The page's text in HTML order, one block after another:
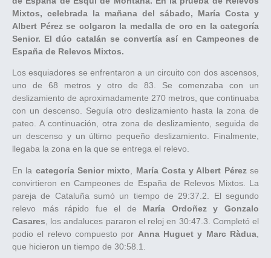
Mixtos, celebrada la mañana del sábado, María Costa y
Albert Pérez se colgaron la medalla de oro en la categoría
Senior. El dúo catalán se convertía así en Campeones de
España de Relevos Mixtos.
Los esquiadores se enfrentaron a un circuito con dos ascensos,
uno de 68 metros y otro de 83. Se comenzaba con un
deslizamiento de aproximadamente 270 metros, que continuaba
con un descenso. Seguía otro deslizamiento hasta la zona de
pateo. A continuación, otra zona de deslizamiento, seguida de
un descenso y un último pequeño deslizamiento. Finalmente,
llegaba la zona en la que se entrega el relevo.
En la categoría Senior mixto María Costa y Albert Pérezse
convirtieron en Campeones de España de Relevos Mixtos. La
pareja de Cataluña sumó un tiempo de 29:37.2. El segundo
relevo más rápido fue el de María Ordoñez y Gonzalo
Casares , los andaluces pararon el reloj en 30:47.3. Completó el
podio el relevo compuesto por Anna Huguet y Marc Ràdua
que hicieron un tiempo de 30:58.1.